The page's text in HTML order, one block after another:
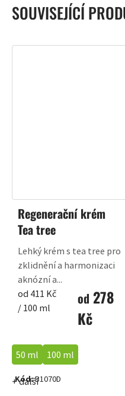
SOUVISEJÍCÍ
Regenerační krém
Tea tree
od 278
Kč
Měrná
cena:
od 411 Kč
/ 100 ml
Lehký krém s tea tree pro
zklidnění a harmonizaci
aknózní a...
50 ml 100 ml
+ další
Kód:B1070D